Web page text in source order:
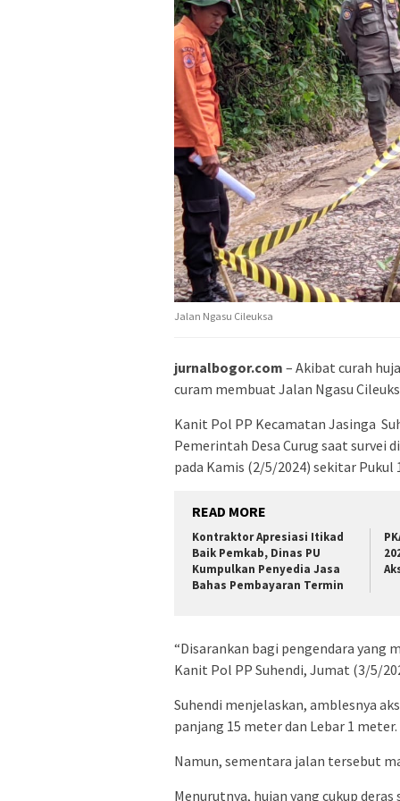
Jalan Ngasu Cileuksa
jurnalbogor.com – Akibat curah
curam membuat Jalan Ngasu
Kanit Pol PP Kecamatan Jasinga
Pemerintah Desa Curug saat
pada Kamis (2/5/2024) sekitar Pukul
READ MORE
Kontraktor Apresiasi Itikad
Baik Pemkab, Dinas PU
Kumpulkan Penyedia Jasa
Bahas Pembayaran Termin
“Disarankan bagi pengendara yang
Kanit Pol PP Suhendi, Jumat (3/5/
Suhendi menjelaskan, amblesnya
panjang 15 meter dan Lebar 1 meter.
Namun, sementara jalan tersebut
Menurutnya, hujan yang cukup